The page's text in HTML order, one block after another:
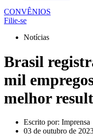
CONVÊNIOS
Filie-se
Notícias
Brasil
mil
melhor
Escrito por: Imprensa
03 de outubro de